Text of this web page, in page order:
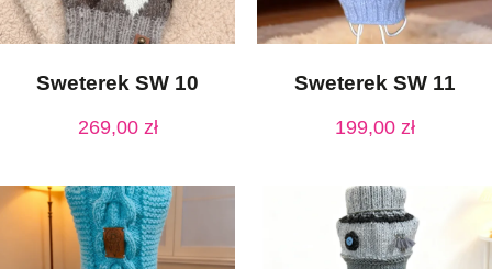
Sweterek SW 10
269,00 zł
Sweterek SW 11
199,00 zł